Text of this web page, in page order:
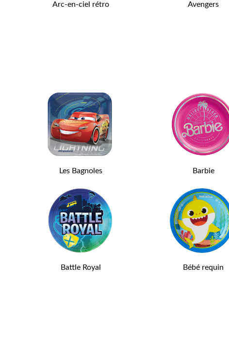
Arc-en-ciel rétro Avengers
Les Bagnoles Barbie
Battle Royal Bébé requin